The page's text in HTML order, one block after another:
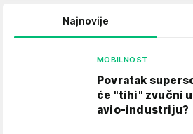
Najnovije
MOBILNOST
Povratak
će "tihi" zvučni
avio-industriju?